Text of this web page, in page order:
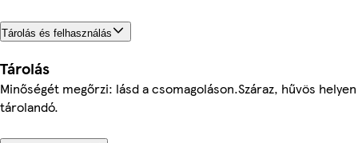
Tárolás és felhasználás
Tárolás
Minőségét megőrzi: lásd a csomagoláson.Száraz, hűvös helyen
tárolandó.